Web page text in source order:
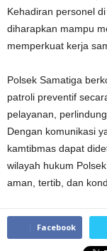
Kehadiran personel
diharapkan mampu
memperkuat kerja
Polsek Samatiga
patroli preventif
pelayanan,
Dengan komunikasi
kamtibmas dapat
wilayah hukum
aman, tertib, dan
Facebook